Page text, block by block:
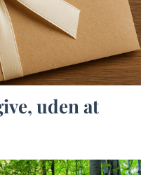
uden at